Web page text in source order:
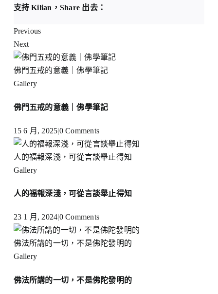
支持 Kilian，Share 出去：
Previous
Next
佛門五戒的意義｜佛學筆記
Gallery
佛門五戒的意義｜佛學筆記
15 6 月, 2025|0 Comments
人的福報深淺，可從言談舉止得知
Gallery
人的福報深淺，可從言談舉止得知
23 1 月, 2024|0 Comments
佛法所講的一切，不是佛陀發明的
Gallery
佛法所講的一切，不是佛陀發明的